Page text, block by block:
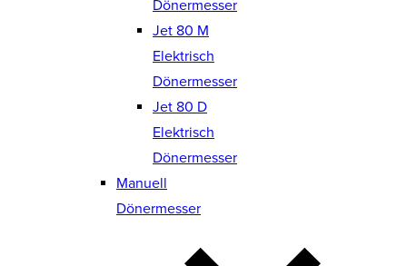
Dönermesser
Jet 80 M
Elektrisch
Dönermesser
Jet 80 D
Elektrisch
Dönermesser
Manuell
Dönermesser